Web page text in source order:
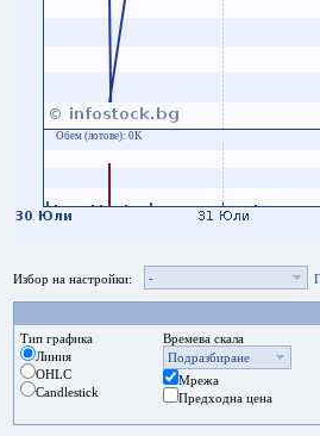
Обем (лотове): 0K
Избор на настройки: -
Тип графика
Линия
OHLC
Candlestick
Времева скала
Подразбиране
Мрежа
Предходна цена